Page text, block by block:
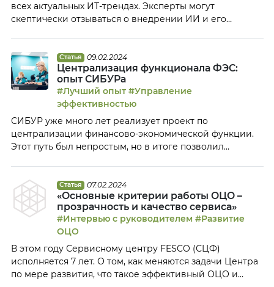
всех актуальных ИТ-трендах. Эксперты могут
скептически отзываться о внедрении ИИ и его
последнему исследованию PwC Global Digital Trust
Insights, среди мировых приоритетов в сфере ИБ –
модернизация технологий, включая
киберинфраструктуру; использование искусственного
интеллекта для киберзащиты, а также создание новой
[…]
Статья 09.02.2024
Централизация функционала ФЭС:
опыт СИБУРа
#Лучший опыт #Управление
эффективностью
СИБУР уже много лет реализует проект по
централизации финансово-экономической функции.
Этот путь был непростым, но в итоге позволил
и управлению эффективностью «СИБУР-Кстово»
(ранее — руководитель направления Центра
компетенций СИБУРа), рассказала Клубу ОЦО об
этапах внедрения проекта, трудностях, с которыми
столкнулась команда в процессе […]
Статья 07.02.2024
«Основные критерии работы ОЦО –
прозрачность и качество сервиса»
#Интервью с руководителем #Развитие
ОЦО
В этом году Сервисному центру FESCO (СЦФ)
исполняется 7 лет. О том, как меняются задачи Центра
по мере развития, что такое эффективный ОЦО и